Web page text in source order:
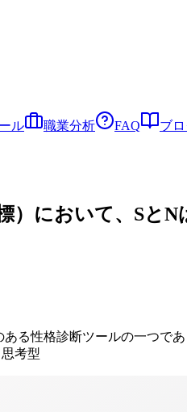
ル 職業分析 FAQ ブ
において、Sと
る性格診断ツールの一つで
考型